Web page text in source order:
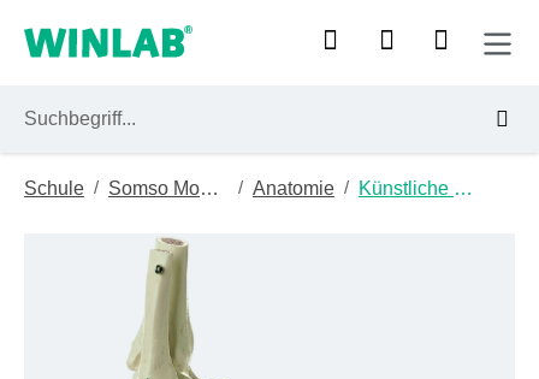
Zum Hauptinhalt springen
Schule / Somso Modelle / Anatomie / Künstliche Fußskelette
Bildergalerie überspringen